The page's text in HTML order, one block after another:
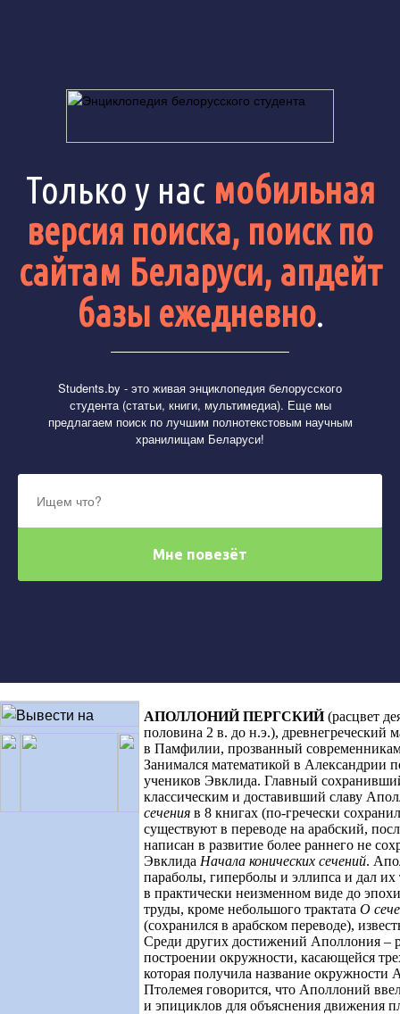
Только у нас мобильная
версия поиска, поиск по
сайтам Беларуси, апдейт
базы ежедневно.
Students.by - это живая энциклопедия белорусского
студента (статьи, книги, мультимедиа). Еще мы
предлагаем поиск по лучшим полнотекстовым научным
хранилищам Беларуси!
АПОЛЛОНИЙ ПЕРГСКИЙ (расцвет
половина 2 в. до н.э.), древнегреческий
в Памфилии, прозванный
Занимался математикой в Александрии
учеников Эвклида. Главный
классическим и доставивший славу
сечения в 8 книгах (по-гречески
существуют в переводе на арабский,
написан в развитие более раннего не
Эвклида Начала конических сечений.
параболы, гиперболы и эллипса и дал
в практически неизменном виде до
труды, кроме небольшого трактата О
(сохранился в арабском переводе),
Среди других достижений Аполлония –
построении окружности, касающейся
которая получила название
Птолемея говорится, что Аполлоний
и эпициклов для объяснения движения